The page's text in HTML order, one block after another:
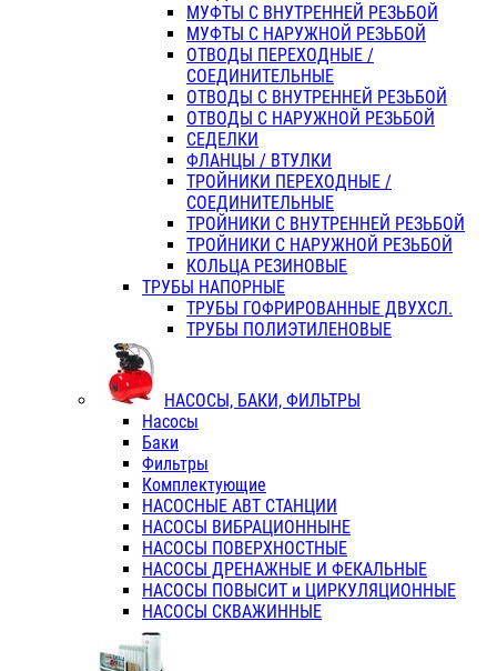
МУФТЫ С ВНУТРЕННЕЙ РЕЗЬБОЙ
МУФТЫ С НАРУЖНОЙ РЕЗЬБОЙ
ОТВОДЫ ПЕРЕХОДНЫЕ /
СОЕДИНИТЕЛЬНЫЕ
ОТВОДЫ С ВНУТРЕННЕЙ РЕЗЬБОЙ
ОТВОДЫ С НАРУЖНОЙ РЕЗЬБОЙ
СЕДЕЛКИ
ФЛАНЦЫ / ВТУЛКИ
ТРОЙНИКИ ПЕРЕХОДНЫЕ /
СОЕДИНИТЕЛЬНЫЕ
ТРОЙНИКИ С ВНУТРЕННЕЙ РЕЗЬБОЙ
ТРОЙНИКИ С НАРУЖНОЙ РЕЗЬБОЙ
КОЛЬЦА РЕЗИНОВЫЕ
ТРУБЫ НАПОРНЫЕ
ТРУБЫ ГОФРИРОВАННЫЕ ДВУХСЛ.
ТРУБЫ ПОЛИЭТИЛЕНОВЫЕ
НАСОСЫ, БАКИ, ФИЛЬТРЫ
Насосы
Баки
Фильтры
Комплектующие
НАСОСНЫЕ АВТ СТАНЦИИ
НАСОСЫ ВИБРАЦИОННЫНЕ
НАСОСЫ ПОВЕРХНОСТНЫЕ
НАСОСЫ ДРЕНАЖНЫЕ И ФЕКАЛЬНЫЕ
НАСОСЫ ПОВЫСИТ и ЦИРКУЛЯЦИОННЫЕ
НАСОСЫ СКВАЖИННЫЕ